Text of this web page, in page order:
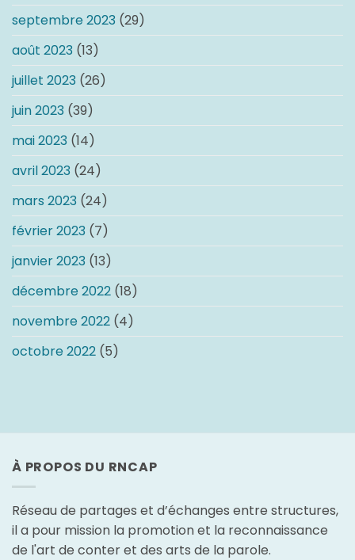
septembre 2023 (29)
août 2023 (13)
juillet 2023 (26)
juin 2023 (39)
mai 2023 (14)
avril 2023 (24)
mars 2023 (24)
février 2023 (7)
janvier 2023 (13)
décembre 2022 (18)
novembre 2022 (4)
octobre 2022 (5)
À PROPOS DU RNCAP
Réseau de partages et d’échanges entre structures,
il a pour mission la promotion et la reconnaissance
de l'art de conter et des arts de la parole.